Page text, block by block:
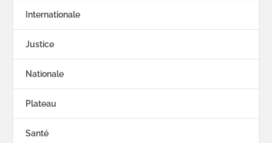
Internationale
Justice
Nationale
Plateau
Santé